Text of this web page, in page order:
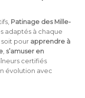
Patinage des Mille-
adaptés à chaque
soit pour apprendre à
, s’amuser en
certifiés
évolution avec